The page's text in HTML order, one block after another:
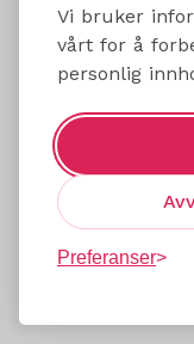
Vi bruker
vårt for å
personlig
Preferanser